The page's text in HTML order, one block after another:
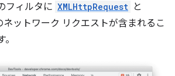
フィルタに XMLHttpRequest
と
ネットワーク リクエストが含まれるこ